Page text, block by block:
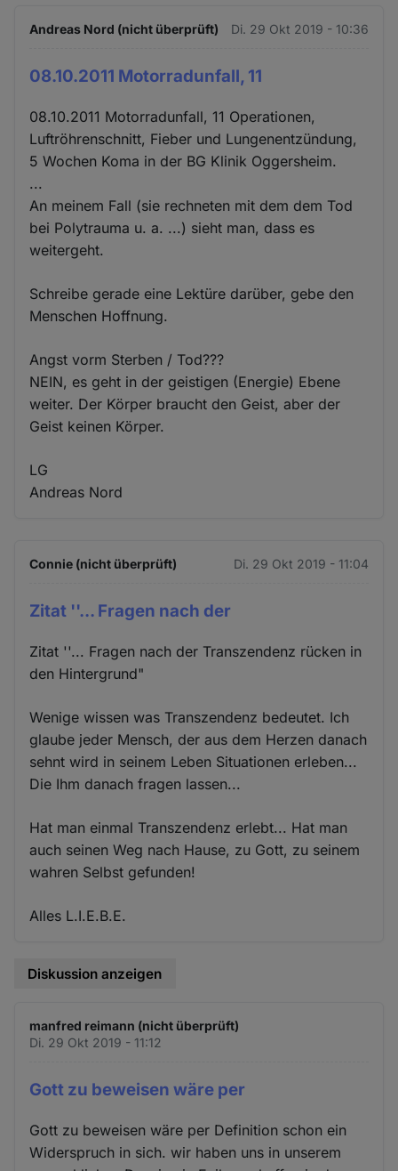
Andreas Nord (nicht überprüft) Di. 29 Okt 2019 - 10:36
08.10.2011 Motorradunfall, 11
08.10.2011 Motorradunfall, 11 Operationen,
Luftröhrenschnitt, Fieber und Lungenentzündung,
5 Wochen Koma in der BG Klinik Oggersheim.
...
An meinem Fall (sie rechneten mit dem dem Tod
bei Polytrauma u. a. ...) sieht man, dass es
weitergeht.
Schreibe gerade eine Lektüre darüber, gebe den
Menschen Hoffnung.
Angst vorm Sterben / Tod???
NEIN, es geht in der geistigen (Energie) Ebene
weiter. Der Körper braucht den Geist, aber der
Geist keinen Körper.
LG
Andreas Nord
Connie (nicht überprüft) Di. 29 Okt 2019 - 11:04
Zitat ''... Fragen nach der
Zitat ''... Fragen nach der Transzendenz rücken in
den Hintergrund"
Wenige wissen was Transzendenz bedeutet. Ich
glaube jeder Mensch, der aus dem Herzen danach
sehnt wird in seinem Leben Situationen erleben...
Die Ihm danach fragen lassen...
Hat man einmal Transzendenz erlebt... Hat man
auch seinen Weg nach Hause, zu Gott, zu seinem
wahren Selbst gefunden!
Alles L.I.E.B.E.
Diskussion anzeigen
manfred reimann (nicht überprüft)
Di. 29 Okt 2019 - 11:12
Gott zu beweisen wäre per
Gott zu beweisen wäre per Definition schon ein
Widerspruch in sich. wir haben uns in unserem